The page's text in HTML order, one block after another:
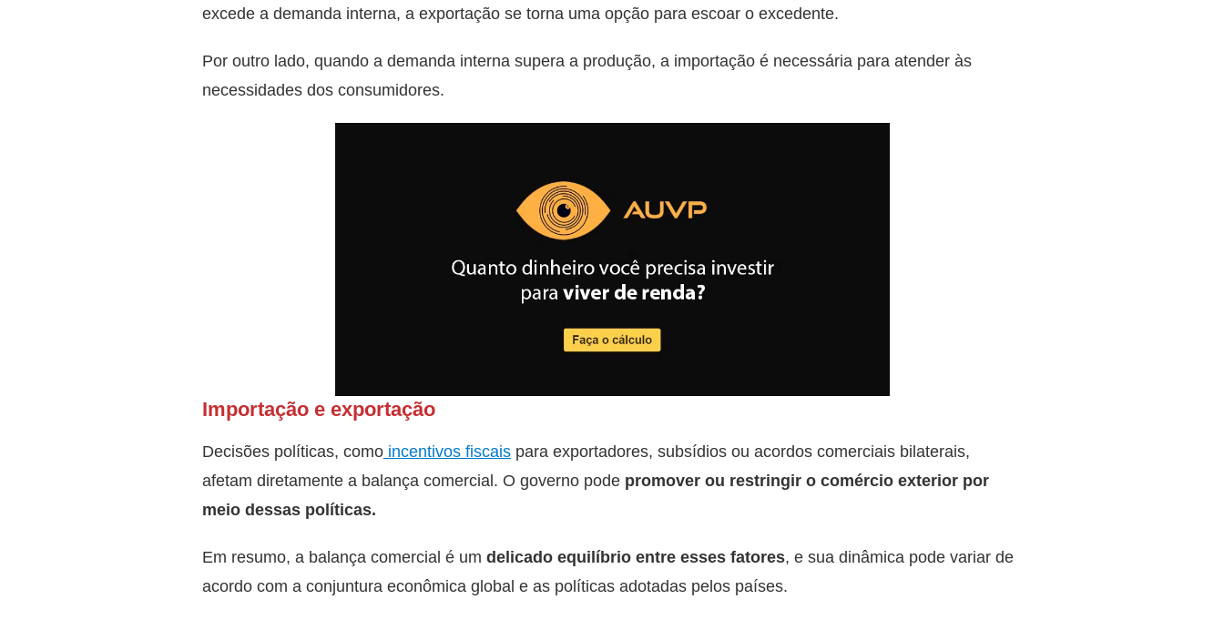
excede a demanda interna, a exportação se torna uma opção para escoar o excedente.
Por outro lado, quando a demanda interna supera a produção, a importação é necessária para atender às
necessidades dos consumidores.
Importação e exportação
Decisões políticas, como incentivos fiscais para exportadores, subsídios ou acordos comerciais bilaterais,
afetam diretamente a balança comercial. O governo pode promover ou restringir o comércio exterior por
meio dessas políticas.
Em resumo, a balança comercial é um delicado equilíbrio entre esses fatores, e sua dinâmica pode variar de
acordo com a conjuntura econômica global e as políticas adotadas pelos países.